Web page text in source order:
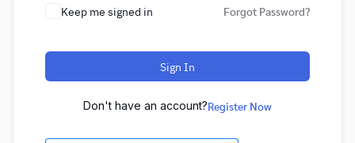
Keep me signed in Forgot Password?
Sign In
Don't have an account?Register Now